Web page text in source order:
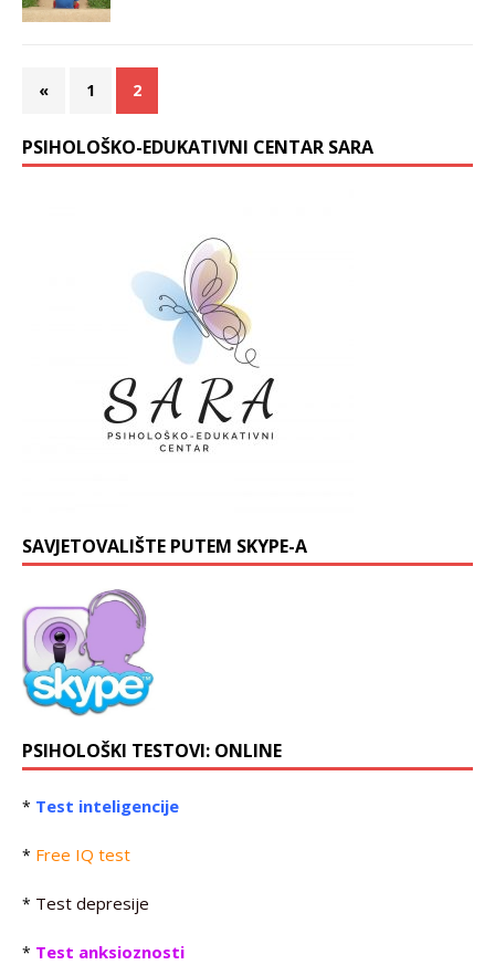
« 1 2
PSIHOLOŠKO-EDUKATIVNI CENTAR SARA
SAVJETOVALIŠTE PUTEM SKYPE-A
PSIHOLOŠKI TESTOVI: ONLINE
* Test inteligencije
* Free IQ test
* Test depresije
* Test anksioznosti